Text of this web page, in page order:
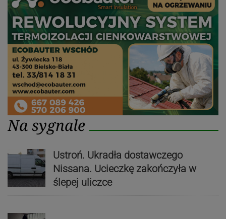
Na sygnale
Ustroń. Ukradła dostawczego
Nissana. Ucieczkę zakończyła w
ślepej uliczce